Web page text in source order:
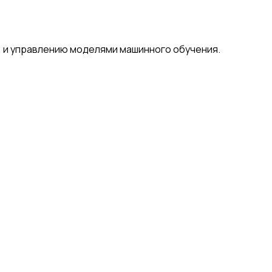
управлению моделями машинного обучения.